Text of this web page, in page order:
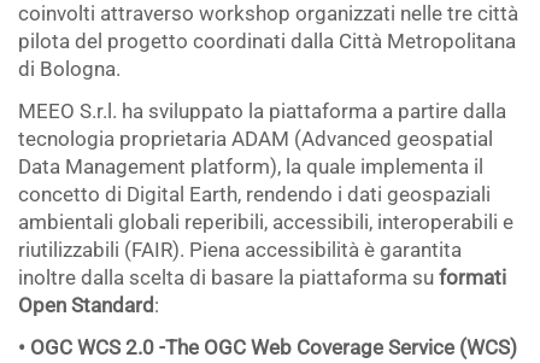
coinvolti attraverso workshop organizzati nelle tre città
pilota del progetto coordinati dalla Città Metropolitana
di Bologna.
MEEO S.r.l. ha sviluppato la piattaforma a partire dalla
tecnologia proprietaria ADAM (Advanced geospatial
Data Management platform), la quale implementa il
concetto di Digital Earth, rendendo i dati geospaziali
ambientali globali reperibili, accessibili, interoperabili e
riutilizzabili (FAIR). Piena accessibilità è garantita
inoltre dalla scelta di basare la piattaforma su formati
Open Standard :
• OGC WCS 2.0 -The OGC Web Coverage Service (WCS)